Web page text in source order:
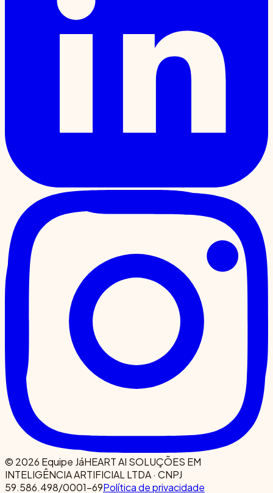
© 2026 Equipe JáHEART AI SOLUÇÕES EM
INTELIGÊNCIA ARTIFICIAL LTDA · CNPJ
59.586.498/0001-69Política de privacidade